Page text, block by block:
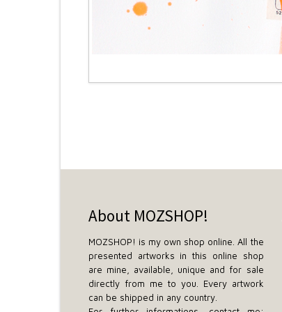
About MOZSHOP!
MOZSHOP! is my own shop online. All the
presented artworks in this online shop
are mine, available, unique and for sale
directly from me to you. Every artwork
can be shipped in any country.